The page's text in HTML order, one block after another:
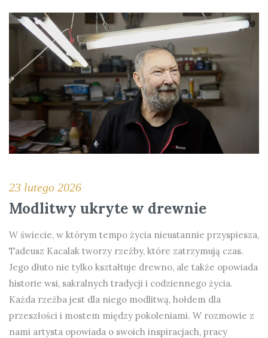
23 lutego 2026
Modlitwy ukryte w drewnie
W świecie, w którym tempo życia nieustannie przyspiesza,
Tadeusz Kacalak tworzy rzeźby, które zatrzymują czas.
Jego dłuto nie tylko kształtuje drewno, ale także opowiada
historie wsi, sakralnych tradycji i codziennego życia.
Każda rzeźba jest dla niego modlitwą, hołdem dla
przeszłości i mostem między pokoleniami. W rozmowie z
nami artysta opowiada o swoich inspiracjach, pracy